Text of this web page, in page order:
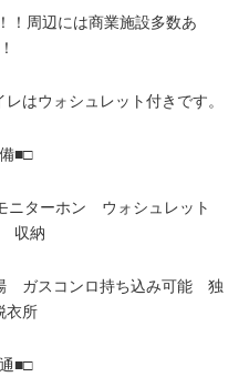
！周辺には商業施設多数あ
！
はウォシュレット付きです。
■□
ターホン ウォシュレット
収納
ガスコンロ持ち込み可能 独
衣所
■□